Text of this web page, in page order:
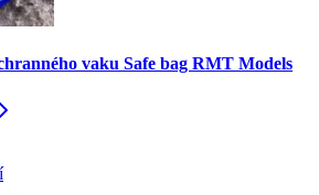
vaku Safe bag RMT Models